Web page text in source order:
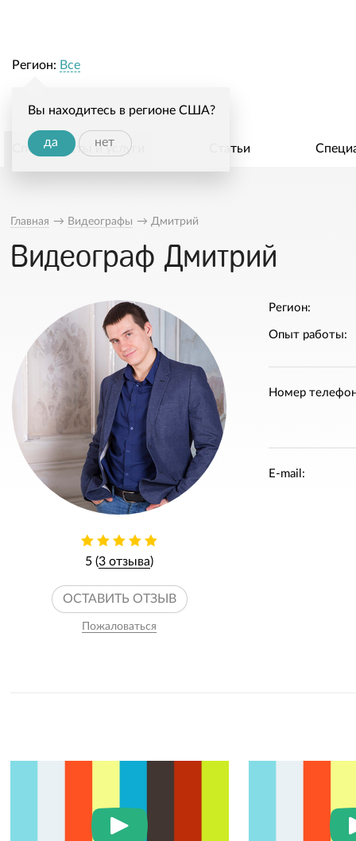
Регион: Все
Вы находитесь в регионе США?
да нет
Специалисты и услуги Статьи
Главная → Видеографы → Дмитрий
Видеограф Дмитрий
5 (3 отзыва)
ОСТАВИТЬ ОТЗЫВ
Пожаловаться
Регион:
Опыт работы:
Номер
E-mail: